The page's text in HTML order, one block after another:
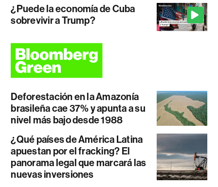
¿Puede la economía de Cuba
sobrevivir a Trump?
Deforestación en la Amazonía
brasileña cae 37% y apunta a su
nivel más bajo desde 1988
¿Qué países de América Latina
apuestan por el fracking? El
panorama legal que marcará las
nuevas inversiones